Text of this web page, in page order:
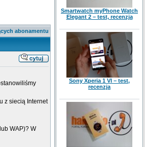
abonamentu
z siecią Internet
WAP)? W
Smartwatch myPhone Watch
Elegant 2 – test, recenzja
Sony Xperia 1 VI – test,
recenzja